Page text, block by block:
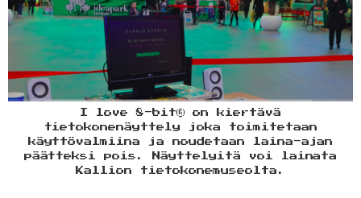
I love 8-bit® on kiertävä
tietokonenäyttely joka toimitetaan
käyttövalmiina ja noudetaan laina-ajan
päätteksi pois. Näyttelyitä voi lainata
Kallion tietokonemuseolta.